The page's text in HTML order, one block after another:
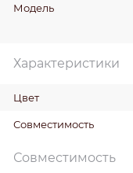
Модель
Характеристики
Цвет
Совместимость
Совместимость